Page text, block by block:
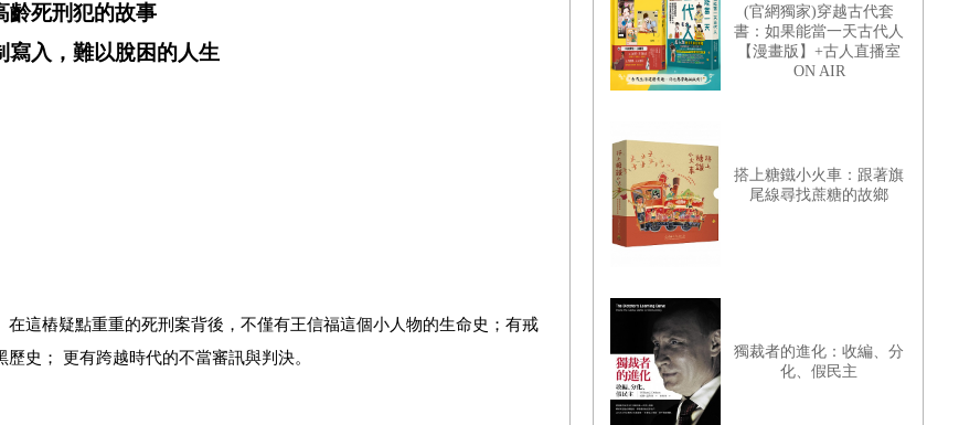
齡死刑犯的故事
寫入，難以脫困的人生
這樁疑點重重的死刑案背後，不僅有王信福這個小人物的生命史；有戒
史； 更有跨越時代的不當審訊與判決。
(官網獨家)穿越古代套
書：如果能當一天古代人
【漫畫版】+古人直播室
ON AIR
搭上糖鐵小火車：跟著旗
尾線尋找蔗糖的故鄉
獨裁者的進化：收編、分
化、假民主